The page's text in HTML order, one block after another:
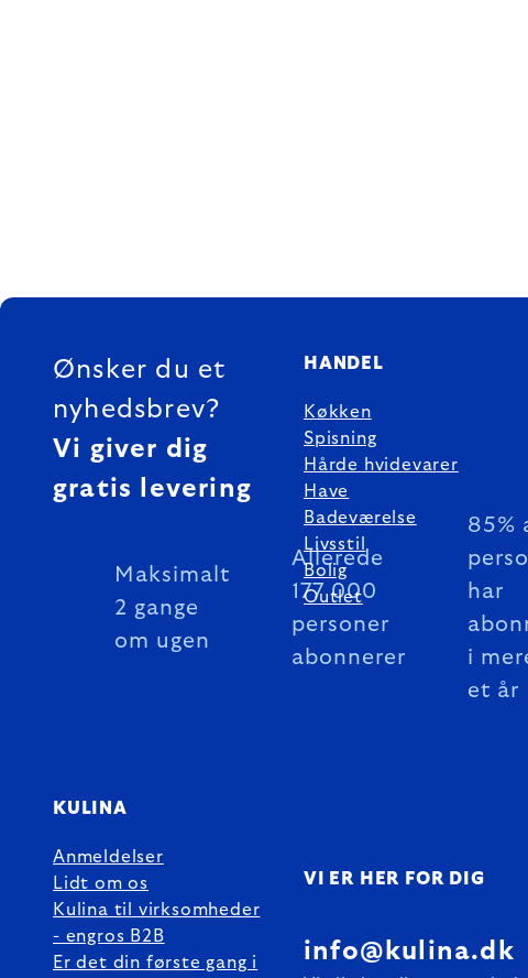
FOOTER
Ønsker du et
nyhedsbrev?
Vi giver dig
gratis levering
Maksimalt
2 gange
om ugen
Allerede
177 000
personer
abonnerer
85%
har
i
et år
HANDEL
Køkken
Spisning
Hårde hvidevarer
Have
Badeværelse
Livsstil
Bolig
Outlet
KULINA
Anmeldelser
Lidt om os
Kulina til virksomheder
- engros B2B
Er det din første gang i
VI ER HER FOR DIG
info@kulina.dk